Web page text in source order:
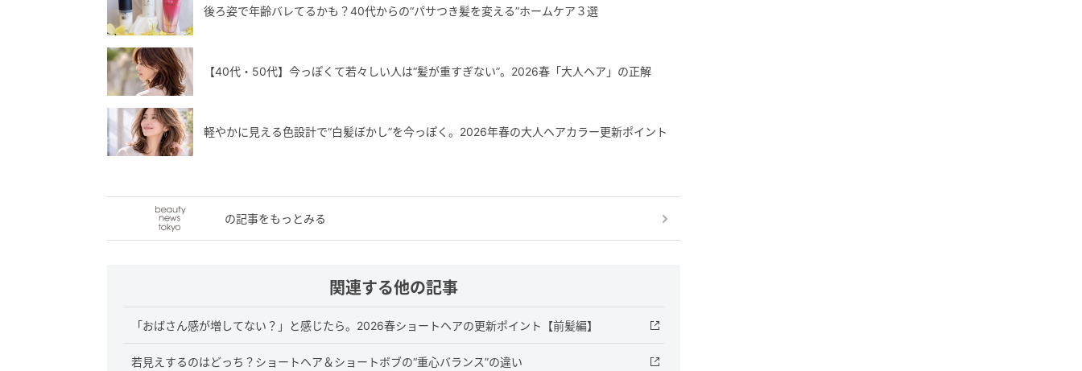
後ろ姿で年齢バレてるかも？40代からの“パサつき髪を変える”ホームケア３選
【40代・50代】今っぽくて若々しい人は“髪が重すぎない”。2026春「大人ヘア」の正解
軽やかに見える色設計で“白髪ぼかし”を今っぽく。2026年春の大人ヘアカラー更新ポイント
の記事をもっとみる
関連する他の記事
「おばさん感が増してない？」と感じたら。2026春ショートヘアの更新ポイント【前髪編】
若見えするのはどっち？ショートヘア＆ショートボブの“重心バランス”の違い